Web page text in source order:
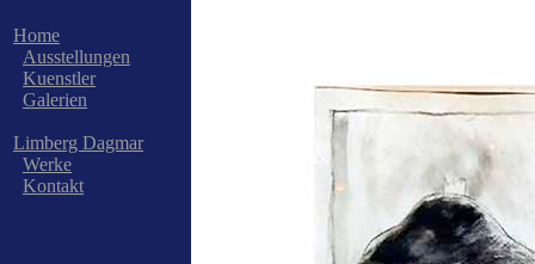
Home
Ausstellungen
Kuenstler
Galerien
Limberg Dagmar
Werke
Kontakt